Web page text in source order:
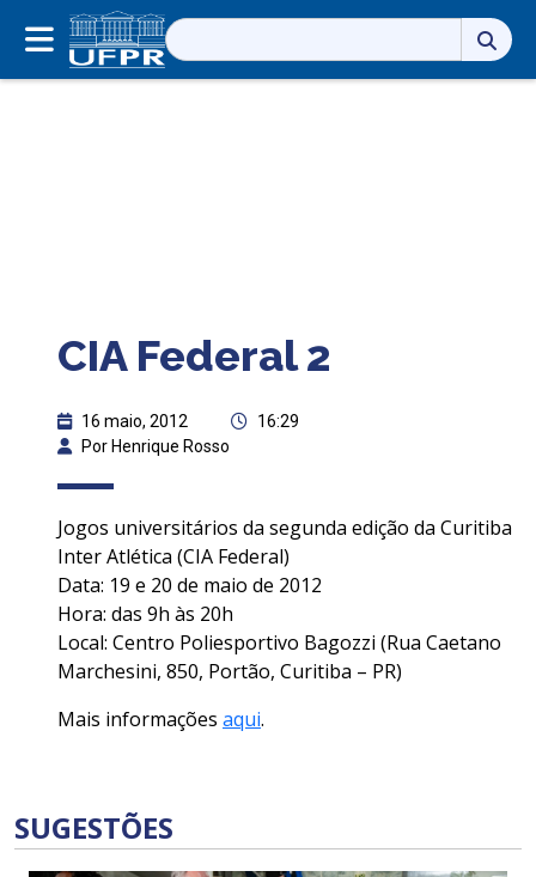
Pesquisar
por:
CIA Federal 2
16 maio, 2012
16:29
Por Henrique Rosso
Jogos universitários da segunda edição da Curitiba
Inter Atlética (CIA Federal)
Data: 19 e 20 de maio de 2012
Hora: das 9h às 20h
Local: Centro Poliesportivo Bagozzi (Rua Caetano
Marchesini, 850, Portão, Curitiba – PR)
Mais informações aqui.
SUGESTÕES